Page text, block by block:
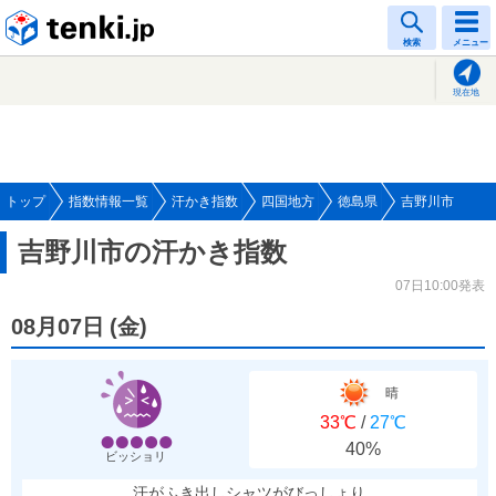
検索 メニュー
現在地
トップ 指数情報一覧 汗かき指数 四国地方 徳島県 吉野川市
吉野川市の汗かき指数
07日10:00発表
08月07日 (金)
ビッショリ
晴
33℃ / 27℃
40%